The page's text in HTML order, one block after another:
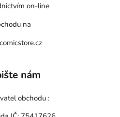
on-line
na
nám
obchodu :